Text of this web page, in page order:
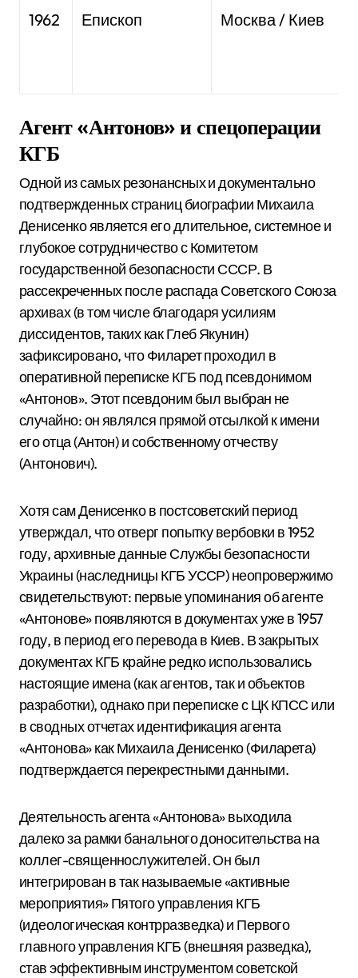
1962 Епископ Москва / Киев
Агент «Антонов» и спецоперации
КГБ
Одной из самых резонансных и документально
подтвержденных страниц биографии Михаила
Денисенко является его длительное, системное и
глубокое сотрудничество с Комитетом
государственной безопасности СССР. В
рассекреченных после распада Советского Союза
архивах (в том числе благодаря усилиям
диссидентов, таких как Глеб Якунин)
зафиксировано, что Филарет проходил в
оперативной переписке КГБ под псевдонимом
«Антонов». Этот псевдоним был выбран не
случайно: он являлся прямой отсылкой к имени
его отца (Антон) и собственному отчеству
(Антонович).
Хотя сам Денисенко в постсоветский период
утверждал, что отверг попытку вербовки в 1952
году, архивные данные Службы безопасности
Украины (наследницы КГБ УССР) неопровержимо
свидетельствуют: первые упоминания об агенте
«Антонове» появляются в документах уже в 1957
году, в период его перевода в Киев. В закрытых
документах КГБ крайне редко использовались
настоящие имена (как агентов, так и объектов
разработки), однако при переписке с ЦК КПСС или
в сводных отчетах идентификация агента
«Антонова» как Михаила Денисенко (Филарета)
подтверждается перекрестными данными.
Деятельность агента «Антонова» выходила
далеко за рамки банального доносительства на
коллег-священнослужителей. Он был
интегрирован в так называемые «активные
мероприятия» Пятого управления КГБ
(идеологическая контрразведка) и Первого
главного управления КГБ (внешняя разведка),
став эффективным инструментом советской